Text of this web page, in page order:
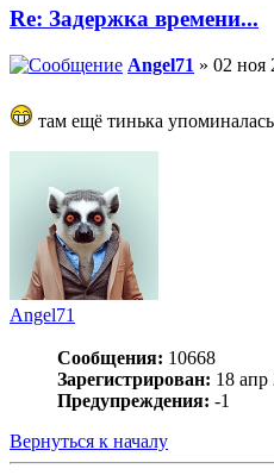
Re: Задержка времени...
Angel71 » 02 ноя
там ещё тинька
Angel71
Сообщения: 10668
Зарегистрирован: 18 апр
Предупреждения: -1
Вернуться к началу